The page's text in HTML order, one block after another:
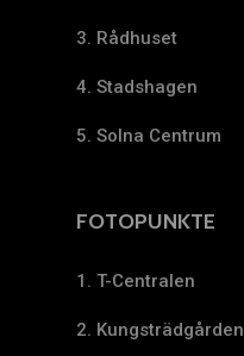
3. Rådhuset
4. Stadshagen
5. Solna Centrum
FOTOPUNKTE
1. T-Centralen
2. Kungsträdgården